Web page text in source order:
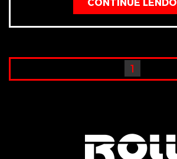
1